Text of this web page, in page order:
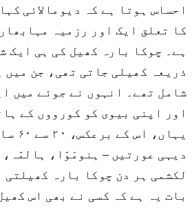
احساس ہوتا ہے کہ دیومالائی
کا تعلق ایک اور رزمیہ
ہے۔ چوکا بارہ کھیل کی ہی ایک
ذریعہ کھیلی جاتی تھی، جن میں
شامل تھے۔ انہوں نے جوئے میں
اور اپنی بیوی کو کورووں کے
دیہی عورتیں – ہنومَوّا، ہالمّہ،
لکشمی ہر دن چوکا بارہ کھیلتی
بات یہ ہے کہ کسی نے بھی اس